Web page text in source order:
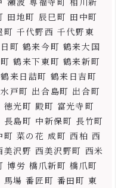
田地町 辰巳町 田中町
千代野西 千代野東
町 鶴来今町 鶴来大国
鶴来下東町 鶴来新町
来日詰町 鶴来日吉町
戸町 出合島町 出合町
光町 殿町 富光寺町
島町 中新保町 長竹町
菜の花 成町 西柏 西
沢野 西美沢野町 西米
博労 橋爪新町 橋爪町
場 番匠町 番田町 東